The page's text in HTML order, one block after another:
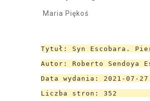
Maria Piękoś
Tytuł: Syn Escobara.
Autor: Roberto Sendoya
Data wydania: 2021-07-27
Liczba stron: 352